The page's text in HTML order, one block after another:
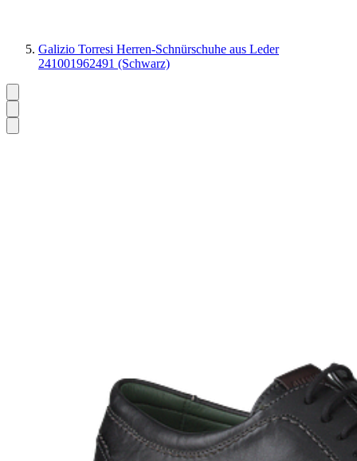
Galizio Torresi Herren-Schnürschuhe aus Leder
241001962491 (Schwarz)